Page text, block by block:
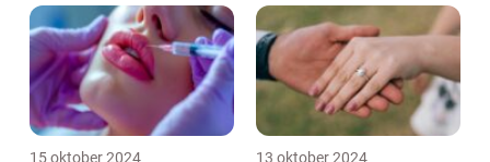
15 oktober 2024 13 oktober 2024